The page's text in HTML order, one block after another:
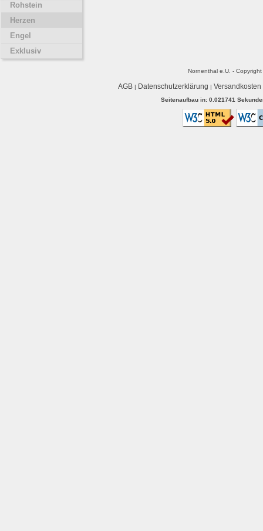
Rohstein
Herzen
Engel
Exklusiv
Nornenthal e.U. -
AGB| Datenschutzerklärung | Versandkosten
Seitenaufbau in: 0.021741